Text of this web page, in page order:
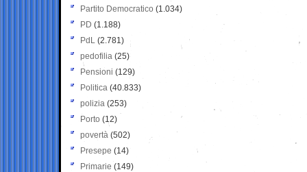
Partito Democratico (1.034)
PD (1.188)
PdL (2.781)
pedofilia (25)
Pensioni (129)
Politica (40.833)
polizia (253)
Porto (12)
povertà (502)
Presepe (14)
Primarie (149)